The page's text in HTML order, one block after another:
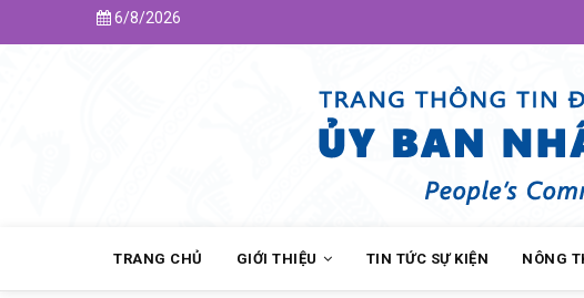
6/8/2026
NAVIGATION
TRANG CHỦ GIỚI THIỆU TIN TỨC SỰ KIỆN NÔNG